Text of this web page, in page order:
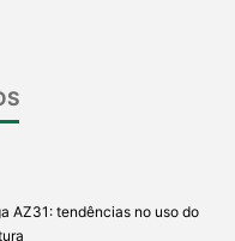
AZ31: tendências no uso do